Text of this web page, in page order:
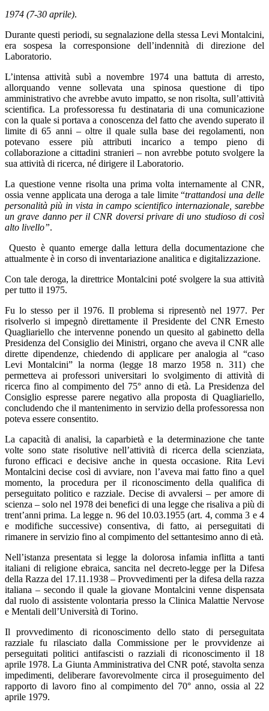
1974 (7-30 aprile).
Durante questi periodi, su segnalazione della stessa Levi Montalcini,
era sospesa la corresponsione dell’indennità di direzione del
Laboratorio.
L’intensa attività subì a novembre 1974 una battuta di arresto,
allorquando venne sollevata una spinosa questione di tipo
amministrativo che avrebbe avuto impatto, se non risolta, sull’attività
scientifica. La professoressa fu destinataria di una comunicazione
con la quale si portava a conoscenza del fatto che avendo superato il
limite di 65 anni – oltre il quale sulla base dei regolamenti, non
potevano essere più attributi incarico a tempo pieno di
collaborazione a cittadini stranieri – non avrebbe potuto svolgere la
sua attività di ricerca, né dirigere il Laboratorio.
La questione venne risolta una prima volta internamente al CNR,
ossia venne applicata una deroga a tale limite “trattandosi una delle
personalità più in vista in campo scientifico internazionale, sarebbe
un grave danno per il CNR doversi privare di uno studioso di così
alto livello”.
Questo è quanto emerge dalla lettura della documentazione che
attualmente è in corso di inventariazione analitica e digitalizzazione.
Con tale deroga, la direttrice Montalcini poté svolgere la sua attività
per tutto il 1975.
Fu lo stesso per il 1976. Il problema si ripresentò nel 1977. Per
risolverlo si impegnò direttamente il Presidente del CNR Ernesto
Quagliariello che intervenne ponendo un quesito al gabinetto della
Presidenza del Consiglio dei Ministri, organo che aveva il CNR alle
dirette dipendenze, chiedendo di applicare per analogia al “caso
Levi Montalcini” la norma (legge 18 marzo 1958 n. 311) che
permetteva ai professori universitari lo svolgimento di attività di
ricerca fino al compimento del 75° anno di età. La Presidenza del
Consiglio espresse parere negativo alla proposta di Quagliariello,
concludendo che il mantenimento in servizio della professoressa non
poteva essere consentito.
La capacità di analisi, la caparbietà e la determinazione che tante
volte sono state risolutive nell’attività di ricerca della scienziata,
furono efficaci e decisive anche in questa occasione. Rita Levi
Montalcini decise così di avviare, non l’aveva mai fatto fino a quel
momento, la procedura per il riconoscimento della qualifica di
perseguitato politico e razziale. Decise di avvalersi – per amore di
scienza – solo nel 1978 dei benefici di una legge che risaliva a più di
trent’anni prima. La legge n. 96 del 10.03.1955 (art. 4, comma 3 e 4
e modifiche successive) consentiva, di fatto, ai perseguitati di
rimanere in servizio fino al compimento del settantesimo anno di età.
Nell’istanza presentata si legge la dolorosa infamia inflitta a tanti
italiani di religione ebraica, sancita nel decreto-legge per la Difesa
della Razza del 17.11.1938 – Provvedimenti per la difesa della razza
italiana – secondo il quale la giovane Montalcini venne dispensata
dal ruolo di assistente volontaria presso la Clinica Malattie Nervose
e Mentali dell’Università di Torino.
Il provvedimento di riconoscimento dello stato di perseguitata
razziale fu rilasciato dalla Commissione per le provvidenze ai
perseguitati politici antifascisti o razziali di riconoscimento il 18
aprile 1978. La Giunta Amministrativa del CNR poté, stavolta senza
impedimenti, deliberare favorevolmente circa il proseguimento del
rapporto di lavoro fino al compimento del 70° anno, ossia al 22
aprile 1979.